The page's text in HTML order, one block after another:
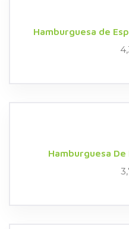
Hamburguesa de
Hamburguesa